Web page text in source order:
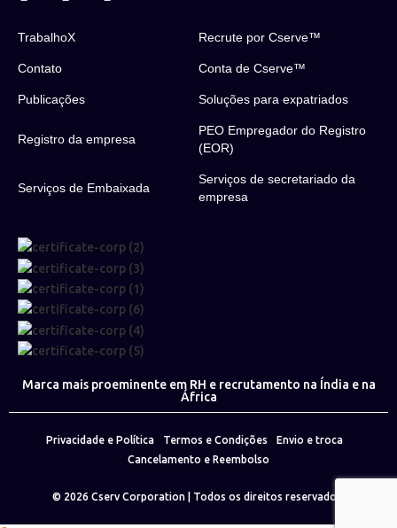
TrabalhoX Recrute por Cserve™
Contato Conta de Cserve™
Publicações Soluções para expatriados
Registro da empresa
PEO Empregador do Registro
(EOR)
Serviços de Embaixada
Serviços de secretariado da
empresa
Marca mais proeminente em RH e recrutamento na Índia e na
África
Privacidade e Política Termos e Condições
Envio e troca
Cancelamento e Reembolso
© 2026 Cserv Corporation | Todos os direitos reservados.